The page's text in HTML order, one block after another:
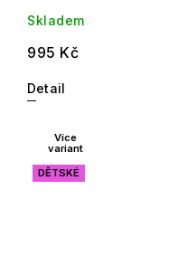
Skladem
995 Kč
Detail
Více
variant
DĚTSKÉ